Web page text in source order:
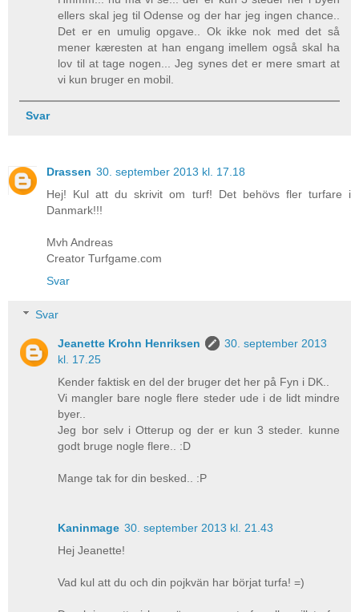
ellers skal jeg til Odense og der har jeg ingen chance..
Det er en umulig opgave.. Ok ikke nok med det så
mener kæresten at han engang imellem også skal ha
lov til at tage nogen... Jeg synes det er mere smart at
vi kun bruger en mobil.
Svar
Drassen 30. september 2013 kl. 17.18
Hej! Kul att du skrivit om turf! Det behövs fler turfare i
Danmark!!!
Mvh Andreas
Creator Turfgame.com
Svar
Svar
Jeanette Krohn Henriksen
30. september 2013
kl. 17.25
Kender faktisk en del der bruger det her på Fyn i DK..
Vi mangler bare nogle flere steder ude i de lidt mindre
byer..
Jeg bor selv i Otterup og der er kun 3 steder. kunne
godt bruge nogle flere.. :D
Mange tak for din besked.. :P
Kaninmage 30. september 2013 kl. 21.43
Hej Jeanette!
Vad kul att du och din pojkvän har börjat turfa! =)